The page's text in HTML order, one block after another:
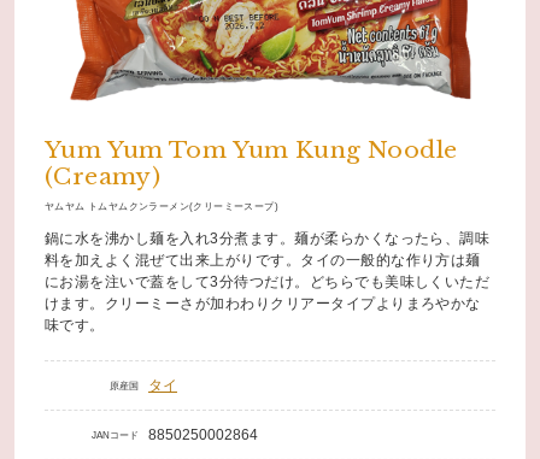
Yum Yum Tom Yum Kung Noodle
(Creamy)
ヤムヤム トムヤムクンラーメン(クリーミースープ)
鍋に水を沸かし麺を入れ3分煮ます。麺が柔らかくなったら、調味
料を加えよく混ぜて出来上がりです。タイの一般的な作り方は麺
にお湯を注いで蓋をして3分待つだけ。どちらでも美味しくいただ
けます。クリーミーさが加わわりクリアータイプよりまろやかな
味です。
原産国 タイ
JANコード 8850250002864